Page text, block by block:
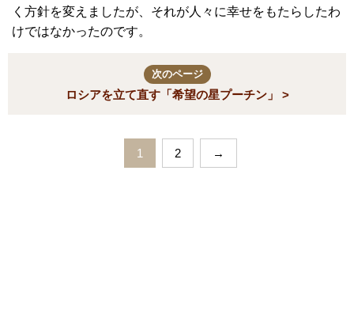
く方針を変えましたが、それが人々に幸せをもたらしたわ
けではなかったのです。
次のページ
ロシアを立て直す「希望の星プーチン」 >
1 2 →